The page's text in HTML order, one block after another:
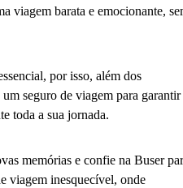
viagem barata e emocionante,
por isso, além dos
seguro de viagem para garantir
toda a sua jornada.
memórias e confie na Buser
viagem inesquecível, onde